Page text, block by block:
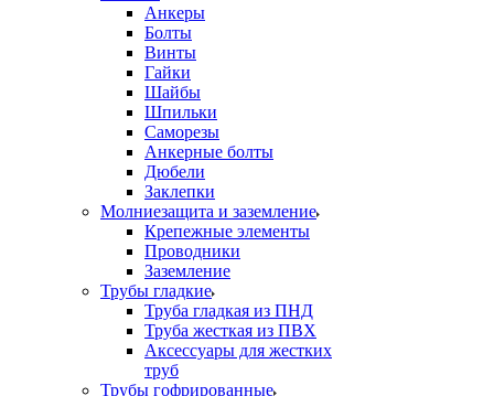
Анкеры
Болты
Винты
Гайки
Шайбы
Шпильки
Саморезы
Анкерные болты
Дюбели
Заклепки
Молниезащита и заземление
Крепежные элементы
Проводники
Заземление
Трубы гладкие
Труба гладкая из ПНД
Труба жесткая из ПВХ
Аксессуары для жестких
труб
Трубы гофрированные